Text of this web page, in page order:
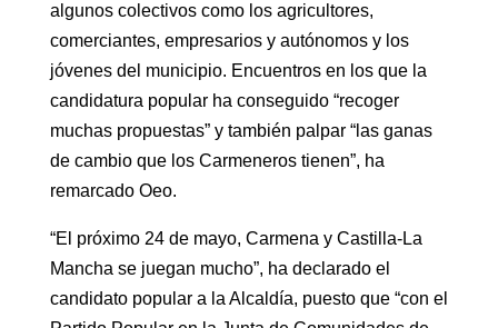
algunos colectivos como los agricultores,
comerciantes, empresarios y autónomos y los
jóvenes del municipio. Encuentros en los que la
candidatura popular ha conseguido “recoger
muchas propuestas” y también palpar “las ganas
de cambio que los Carmeneros tienen”, ha
remarcado Oeo.
“El próximo 24 de mayo, Carmena y Castilla-La
Mancha se juegan mucho”, ha declarado el
candidato popular a la Alcaldía, puesto que “con el